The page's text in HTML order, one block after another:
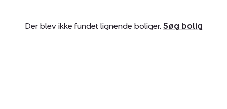
Der blev ikke fundet lignende boliger. Søg bolig